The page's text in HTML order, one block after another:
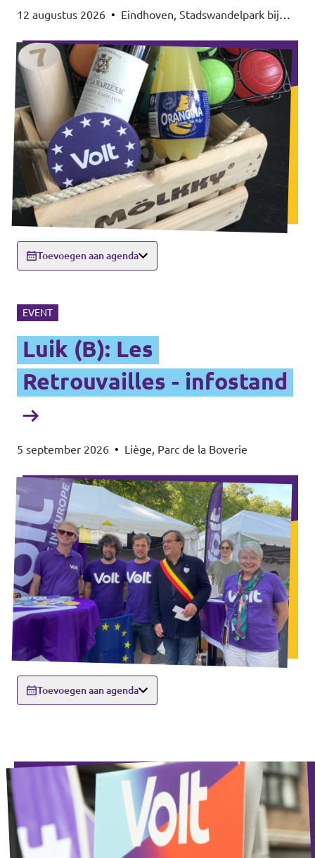
12 augustus 2026 • Eindhoven, Stadswandelpark bij
Toevoegen aan agenda
EVENT
Luik (B): Les
Retrouvailles - infostand
5 september 2026 • Liège, Parc de la Boverie
Toevoegen aan agenda